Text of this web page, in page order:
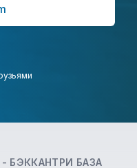
- БЭККАНТРИ БАЗА